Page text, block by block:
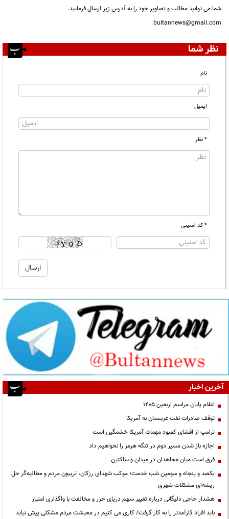
شما می توانید مطالب و تصاویر خود را به آدرس زیر ارسال فرمایید.
bultannews@gmail.com
نظر شما
نام
ایمیل
* نظر
* کد امنیتی
آخرین اخبار
اعلام پایان مراسم اربعین ۱۴۰۵
توقف صادرات نفت عربستان به آمریکا
ترامپ از افشای کمبود مهمات آمریکا خشمگین است
اجازه باز شدن مسیر دوم در تنگه هرمز را نخواهیم داد
فرق است میان مجاهدان در میدان و ساکتین
یکصد و پنجاه و سومین شب خدمت؛ موکب شهدای رزکان، تریبون مردم و مطالبه‌گر حل
ریشه‌ای مشکلات شهری
هشدار حاجی دلیگانی درباره تغییر سهم دریای خزر و مخالفت با واگذاری امتیاز
باید افراد کارآمدتر را به کار گرفت/ کاری می کنیم در معیشت مردم مشکلی پیش نیاید